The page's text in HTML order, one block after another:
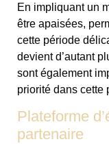
En impliquant un
être apaisées,
cette période
devient d’autant
sont également
priorité dans cette
Plateforme
partenaire